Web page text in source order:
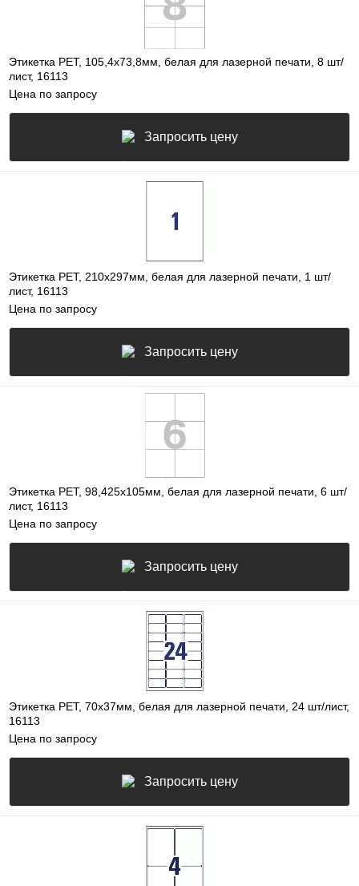
Этикетка PEТ, 105,4х73,8мм, белая для лазерной печати, 8 шт/
лист, 16113
Цена по запросу
Запросить цену
Этикетка PET, 210х297мм, белая для лазерной печати, 1 шт/
лист, 16113
Цена по запросу
Запросить цену
Этикетка PET, 98,425х105мм, белая для лазерной печати, 6 шт/
лист, 16113
Цена по запросу
Запросить цену
Этикетка PET, 70х37мм, белая для лазерной печати, 24 шт/лист,
16113
Цена по запросу
Запросить цену